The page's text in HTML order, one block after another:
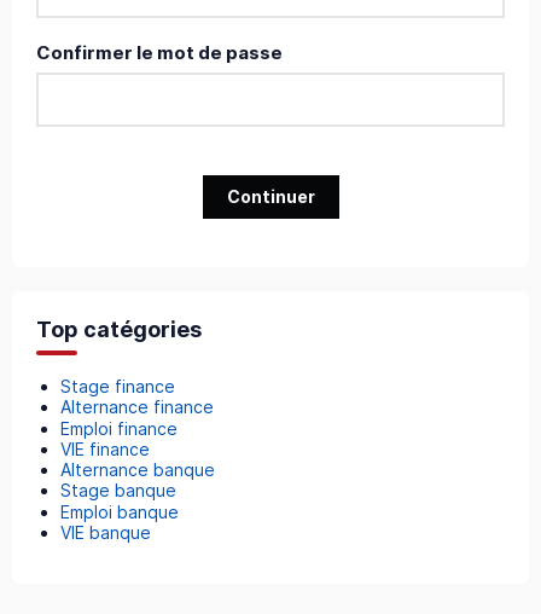
Confirmer le mot de passe
Continuer
Top catégories
Stage finance
Alternance finance
Emploi finance
VIE finance
Alternance banque
Stage banque
Emploi banque
VIE banque